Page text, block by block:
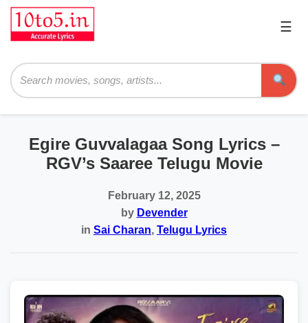
☰
Egire Guvvalagaa Song Lyrics –
RGV’s Saaree Telugu Movie
February 12, 2025
by Devender
in Sai Charan, Telugu Lyrics